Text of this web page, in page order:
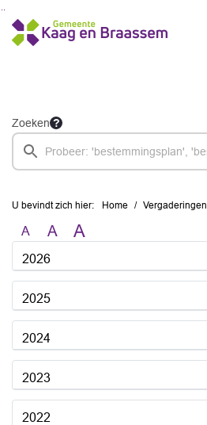
Ga naar de inhoud van deze pagina
Ga naar het zoeken
Ga naar het menu
Zoeken
U bevindt zich hier: Home Vergaderingen
A A A
2026
2025
2024
2023
2022